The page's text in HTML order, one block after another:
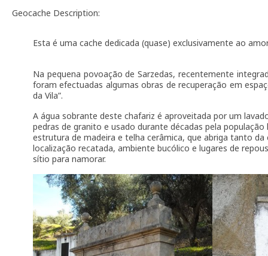
Geocache Description:
Esta é uma cache dedicada (quase) exclusivamente ao
Na pequena povoação de Sarzedas, recentemente
foram efectuadas algumas obras de recuperação em
da Vila”.
A água sobrante deste chafariz é aproveitada por um
pedras de granito e usado durante décadas pela
estrutura de madeira e telha cerâmica, que abriga tanto da
localização recatada, ambiente bucólico e lugares de
sítio para namorar.